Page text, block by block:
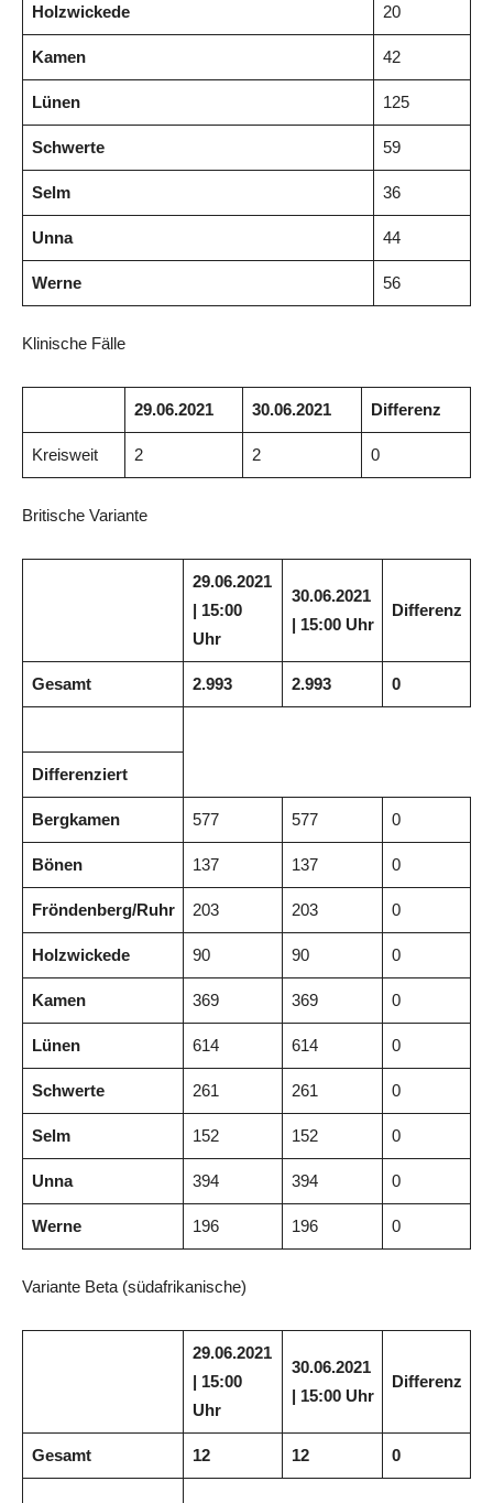
Holzwickede 20
Kamen 42
Lünen 125
Schwerte 59
Selm 36
Unna 44
Werne 56
Klinische Fälle
29.06.2021 30.06.2021 Differenz
Kreisweit 2 2 0
Britische Variante
29.06.2021
| 15:00
Uhr
30.06.2021
| 15:00 Uhr
Differenz
Gesamt 2.993 2.993 0
Differenziert
Bergkamen 577 577 0
Bönen 137 137 0
Fröndenberg/Ruhr 203 203 0
Holzwickede 90 90 0
Kamen 369 369 0
Lünen 614 614 0
Schwerte 261 261 0
Selm 152 152 0
Unna 394 394 0
Werne 196 196 0
Variante Beta (südafrikanische)
29.06.2021
| 15:00
Uhr
30.06.2021
| 15:00 Uhr
Differenz
Gesamt 12 12 0